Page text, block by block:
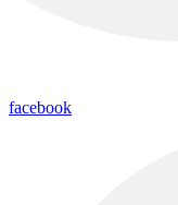
facebook